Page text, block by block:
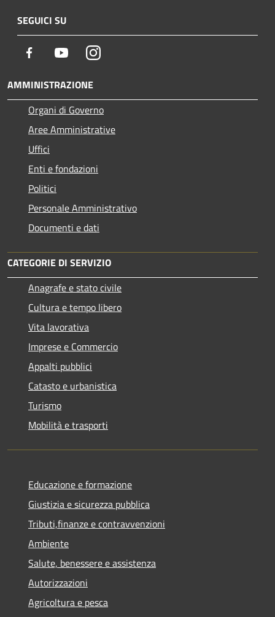
SEGUICI SU
Facebook YoutubeInstagram
AMMINISTRAZIONE
Organi di Governo
Aree Amministrative
Uffici
Enti e fondazioni
Politici
Personale Amministrativo
Documenti e dati
CATEGORIE DI SERVIZIO
Anagrafe e stato civile
Cultura e tempo libero
Vita lavorativa
Imprese e Commercio
Appalti pubblici
Catasto e urbanistica
Turismo
Mobilità e trasporti
Educazione e formazione
Giustizia e sicurezza pubblica
Tributi,finanze e contravvenzioni
Ambiente
Salute, benessere e assistenza
Autorizzazioni
Agricoltura e pesca